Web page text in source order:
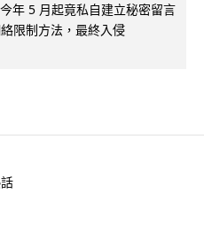
年 5 月起竟私自建立秘密留言
限制方法，最終入侵